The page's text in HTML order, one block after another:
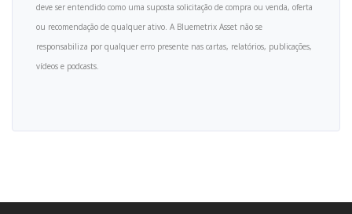
deve ser entendido como uma suposta solicitação de compra ou venda, oferta
ou recomendação de qualquer ativo. A Bluemetrix Asset não se
responsabiliza por qualquer erro presente nas cartas, relatórios, publicações,
vídeos e podcasts.